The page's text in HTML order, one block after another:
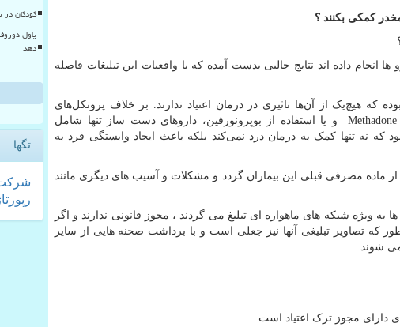
کمکی بکنند ؟
داده اند نتایج جالبی بدست آمده که با واقعیات این تبلیغات فاصله
که هیچ‌یک از آن‌ها تاثیری در درمان اعتیاد ندارند. بر خلاف پروتکل‌های
و یا استفاده از بوپرونورفین، داروهای دست ساز تنها شامل
نه تنها کمک به درمان درد نمی‌کند بلکه باعث ایجاد وابستگی فرد به
از ماده مصرفی قبلی این بیماران گردد و مشکلات و آسیب های دیگری مانند
به ویژه شبکه های ماهواره ای تبلیغ می گردند ، مجوز قانونی ندارند و اگر
که تصاویر تبلیغی آنها نیز جعلی است و با برداشت صحنه هایی از سایر
شوند.
دارای مجوز ترک اعتیاد است.
کودکان
پاول
دهد
تگها